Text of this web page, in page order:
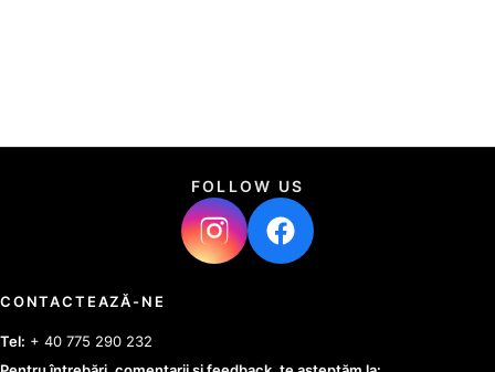
FOLLOW US
CONTACTEAZĂ-NE
Tel: + 40 775 290 232